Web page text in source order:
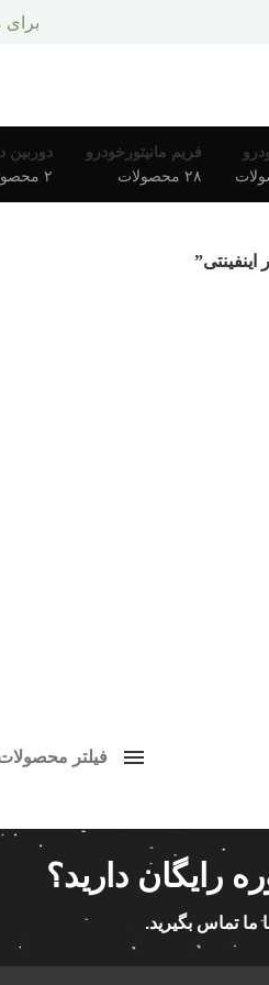
فریم مانیتورخودرو
۲۸ محصولات
دوربین
۲ محصولات
موجود در انبار
فیلتر
رایگان دارید؟
ما تماس بگیرید.
برای